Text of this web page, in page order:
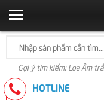
Gợi ý tìm kiếm: Loa Âm
HOTLINE